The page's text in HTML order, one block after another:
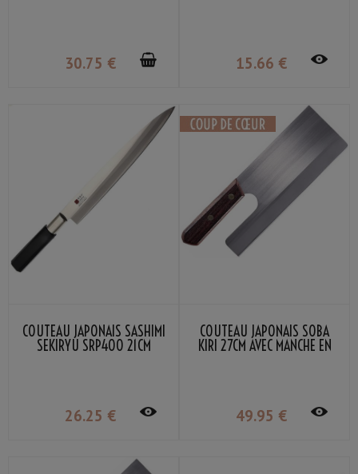
30.75 € 15.66 €
COUTEAU JAPONAIS SASHIMI
SEKIRYU SRP400 21CM
26.25 €
COUTEAU JAPONAIS SOBA
KIRI 27CM AVEC MANCHE EN
49.95 €